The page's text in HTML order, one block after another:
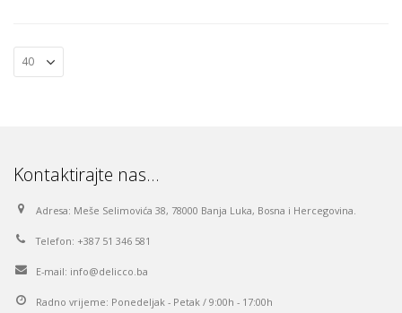
Kontaktirajte nas…
Adresa: Meše Selimovića 38, 78000 Banja Luka, Bosna i Hercegovina.
Telefon: +387 51 346 581
E-mail: info@delicco.ba
Radno vrijeme: Ponedeljak - Petak / 9:00h - 17:00h